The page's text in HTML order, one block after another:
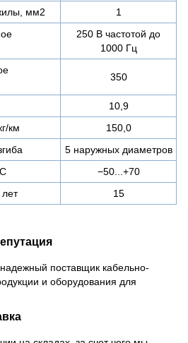
мм2
1
250 В частотой до
1000 Гц
350
10,9
км
150,0
5 наружных диаметров
−50...+70
15
поставщик кабельно-
и оборудования для